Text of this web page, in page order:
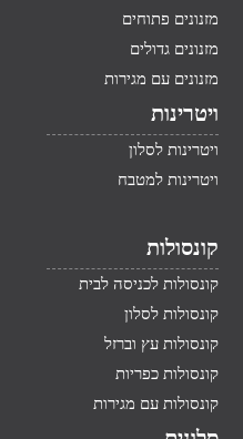
מזנונים פתוחים
מזנונים גדולים
מזנונים עם מגירות
ויטרינות
ויטרינות לסלון
ויטרינות למטבח
קונסולות
קונסולות לכניסה לבית
קונסולות לסלון
קונסולות עץ וברזל
קונסולות כפריות
קונסולות עם מגירות